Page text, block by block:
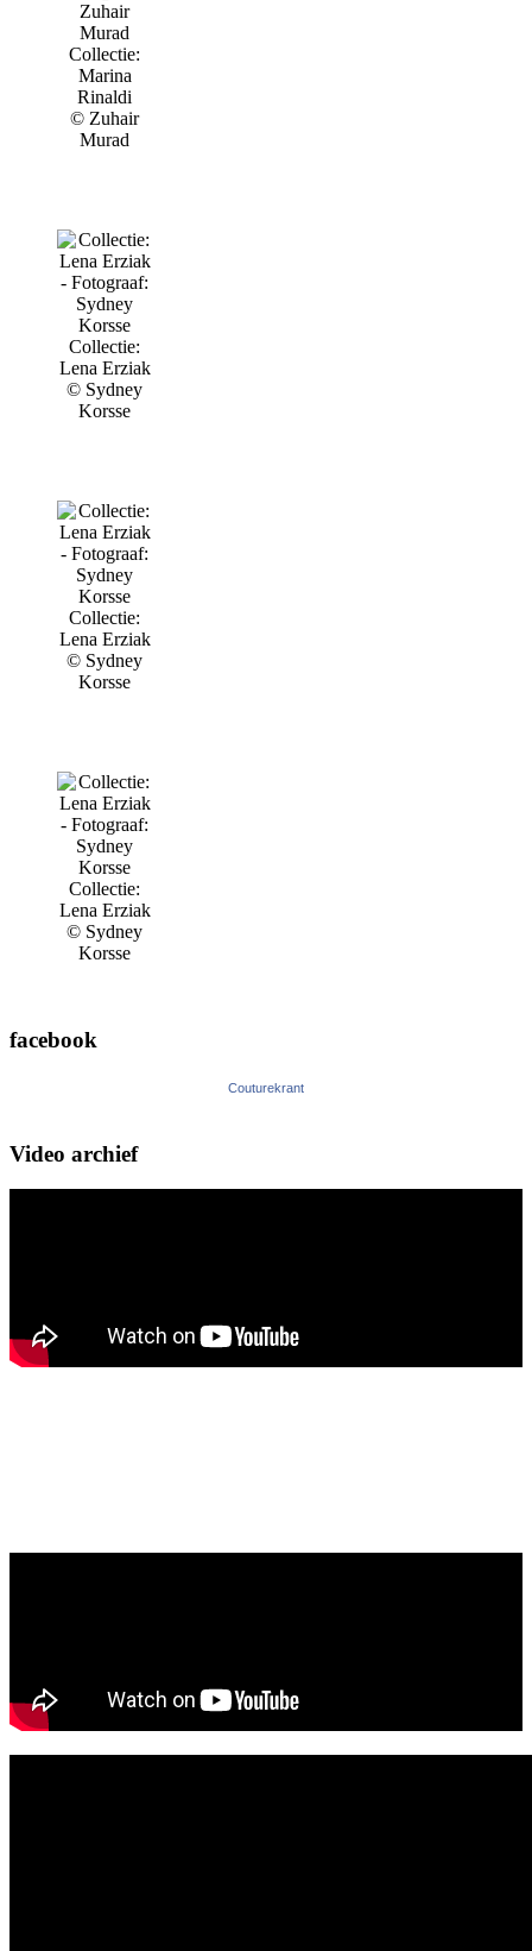
Collectie:
Marina
Rinaldi
© Zuhair
Murad
Collectie:
Lena Erziak
© Sydney
Korsse
Collectie:
Lena Erziak
© Sydney
Korsse
Collectie:
Lena Erziak
© Sydney
Korsse
facebook
Couturekrant
Video archief